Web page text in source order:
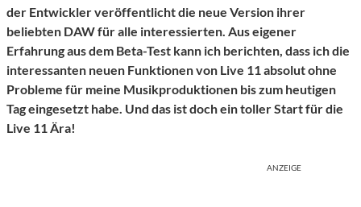
der Entwickler veröffentlicht die neue Version ihrer
beliebten DAW für alle interessierten. Aus eigener
Erfahrung aus dem Beta-Test kann ich berichten, dass ich die
interessanten neuen Funktionen von Live 11 absolut ohne
Probleme für meine Musikproduktionen bis zum heutigen
Tag eingesetzt habe. Und das ist doch ein toller Start für die
Live 11 Ära!
ANZEIGE